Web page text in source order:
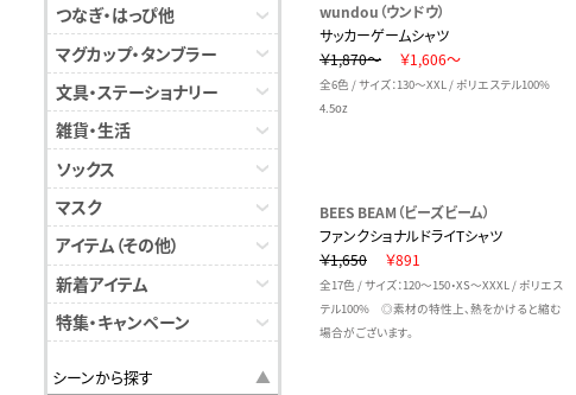
つなぎ・はっぴ他
マグカップ・タンブラー
文具・ステーショナリー
雑貨・生活
ソックス
マスク
アイテム（その他）
新着アイテム
特集・キャンペーン
シーンから探す
wundou（ウンドウ）
サッカーゲームシャツ
￥1,870～
￥1,606～
全6色 / サイズ：130～XXL / ポリエステル100%
4.5oz
BEES BEAM（ビーズビーム）
ファンクショナルドライTシャツ
￥1,650
￥891
全17色 / サイズ：120～150・XS～XXXL / ポリエス
テル100% ◎素材の特性上、熱をかけると縮む
場合がございます。